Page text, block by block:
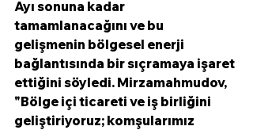
Ayı sonuna kadar
tamamlanacağını ve bu
gelişmenin bölgesel enerji
bağlantısında bir sıçramaya işaret
ettiğini söyledi. Mirzamahmudov,
"Bölge içi ticareti ve iş birliğini
geliştiriyoruz; komşularımız